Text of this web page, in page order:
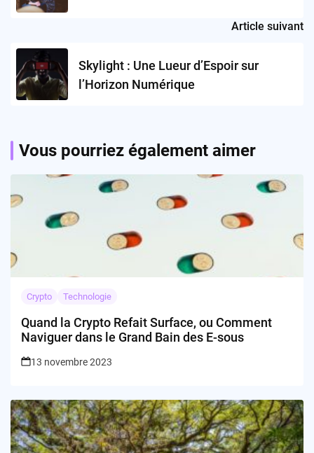
Article suivant
Skylight : Une Lueur d’Espoir sur
l’Horizon Numérique
Vous pourriez également aimer
Crypto Technologie
Quand la Crypto Refait Surface, ou Comment
Naviguer dans le Grand Bain des E-sous
13 novembre 2023